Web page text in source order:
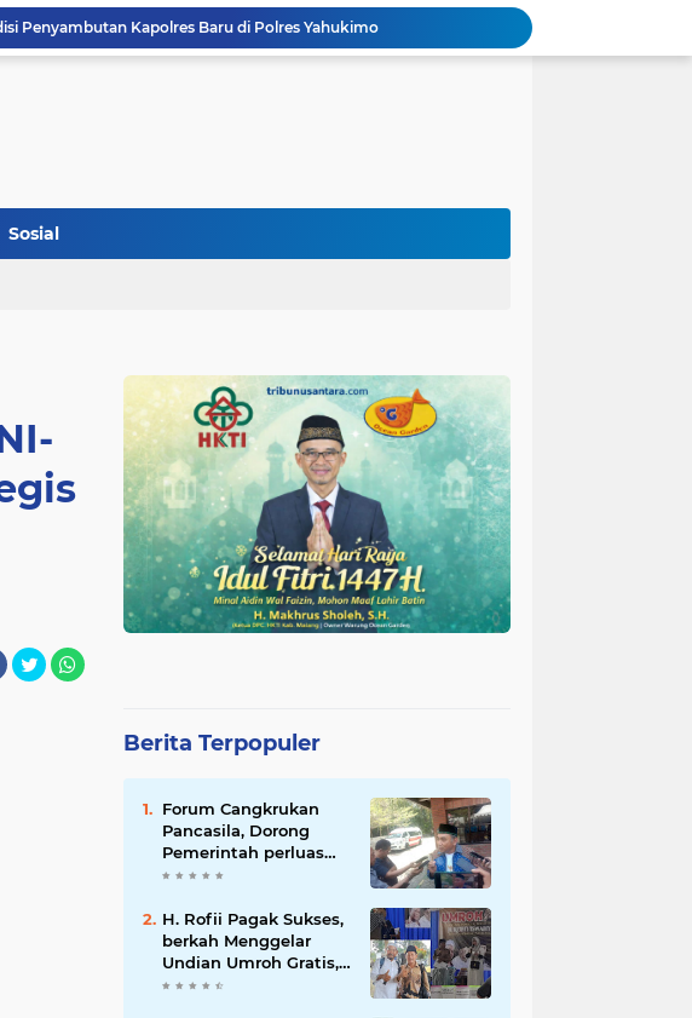
Personel Satgas TMMD 129 Kodim 0904/Paser Ciptakan Lingkungan Bersih
Pengobatan Vitalitas Purwakarta H.Abdulazis Atasi Impoten
Penyambutan Kapolres Baru di Polres Yahukimo
Sosial
Berita Terpopuler
Forum Cangkrukan
Pancasila, Dorong
Pemerintah perluas
intensif Perpajakan
UMKM.
H. Rofii Pagak Sukses,
berkah Menggelar
Undian Umroh Gratis,
Wujud Kepedulian